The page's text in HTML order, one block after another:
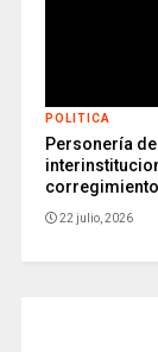
POLITICA
Personería
corregimiento
22 julio, 2026